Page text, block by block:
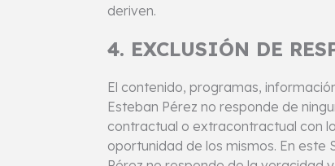
deriven.
4. EXCLUSIÓN DE
El contenido, programas,
Esteban Pérez no responde de
contractual o extracontractual con
oportunidad de los mismos. En